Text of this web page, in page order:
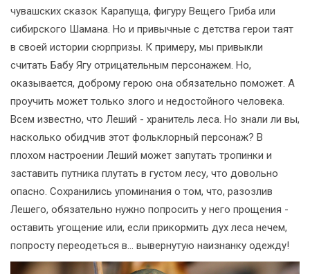
чувашских сказок Карапуща, фигуру Вещего Гриба или
сибирского Шамана. Но и привычные с детства герои таят
в своей истории сюрпризы. К примеру, мы привыкли
считать Бабу Ягу отрицательным персонажем. Но,
оказывается, доброму герою она обязательно поможет. А
проучить может только злого и недостойного человека.
Всем известно, что Леший - хранитель леса. Но знали ли вы,
насколько обидчив этот фольклорный персонаж? В
плохом настроении Леший может запутать тропинки и
заставить путника плутать в густом лесу, что довольно
опасно. Сохранились упоминания о том, что, разозлив
Лешего, обязательно нужно попросить у него прощения -
оставить угощение или, если прикормить дух леса нечем,
попросту переодеться в... вывернутую наизнанку одежду!